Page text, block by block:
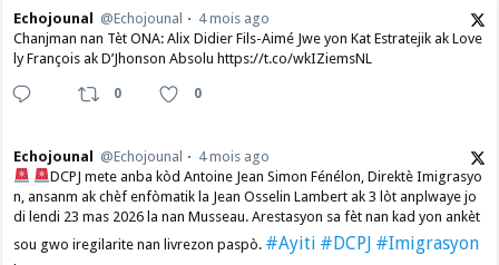
Echojounal @Echojounal
4 mois ago
Chanjman nan Tèt ONA: Alix Didier Fils-Aimé Jwe yon Kat Estratejik ak Love
ly François ak D’Jhonson Absolu https://t.co/wkIZiemsNL
0 0
Echojounal @Echojounal
4 mois ago
DCPJ mete anba kòd Antoine Jean Simon Fénélon, Direktè Imigrasyo
n, ansanm ak chèf enfòmatik la Jean Osselin Lambert ak 3 lòt anplwaye jo
di lendi 23 mas 2026 la nan Musseau. Arestasyon sa fèt nan kad yon ankèt
sou gwo iregilarite nan livrezon paspò. #Ayiti #DCPJ #Imigrasyon